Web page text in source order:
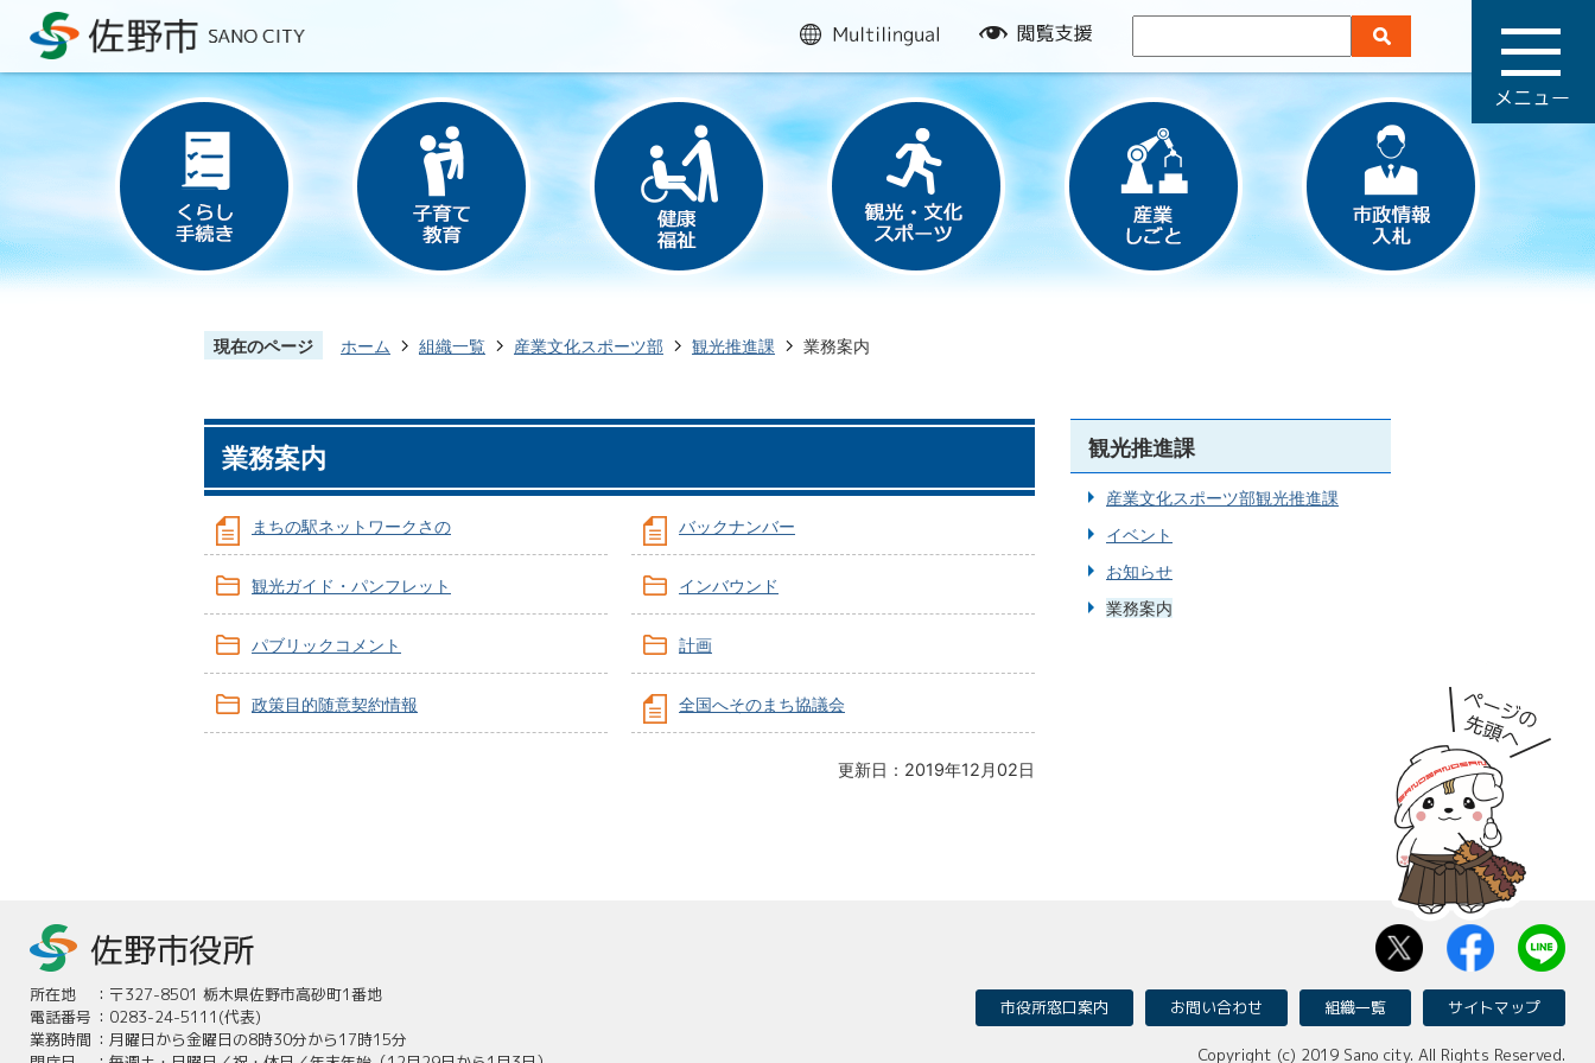
multilingual
閲
援
現在のページ ホーム 組織一覧 産業文化スポーツ部 観光推進課 業務案内
業務案内
まちの駅ネットワークさの バックナンバー
観光ガイド・パンフレット インバウンド
パブリックコメント 計画
政策目的随意契約情報 全国へそのまち協議会
更新日：2019年12月02日
観光推進課
産業文化スポーツ部観光推進課
イベント
お知らせ
業務案内
所在地 ： 〒327-8501 栃木県佐野市高砂町1番地
電話番号 ： 0283-24-5111(代表)
業務時間 ： 月曜日から金曜日の8時30分から17時15分
市役所窓口案内 お問い合わせ 組織一覧 サイトマップ
Copyright (c) 2019 Sano city. All Rights Reserved.